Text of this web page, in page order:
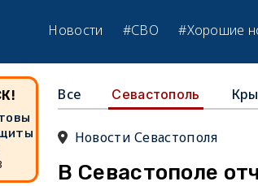
Новости #СВО #Хорошие
Все Севастополь
Новости Севастополя
В Севастополе